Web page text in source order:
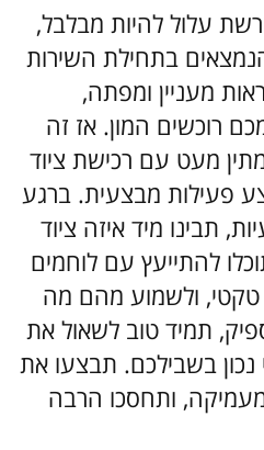
עלול להיות מבלבל,
בתחילת השירות
מעניין ומפתה,
רוכשים המון. אז זה
מעט עם רכישת ציוד
פעילות מבצעית. ברגע
תבינו מיד איזה ציוד
להתייעץ עם לוחמים
טקטי, ולשמוע מהם מה
תמיד טוב לשאול את
בשבילכם. תבצעו את
ותחסכו הרבה